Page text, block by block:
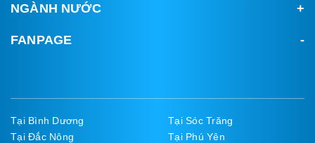
NGÀNH NƯỚC
FANPAGE
Tại Bình Dương
Tại Sóc Trăng
Tại Đắc Nông
Tại Phú Yên